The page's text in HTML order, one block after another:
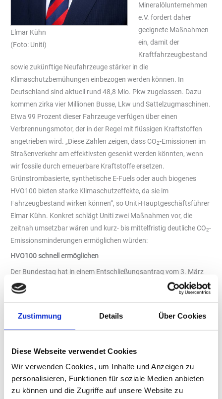
Zustimmung Details Über Cookies
Diese Webseite verwendet Cookies
Wir verwenden Cookies, um Inhalte und Anzeigen zu
personalisieren, Funktionen für soziale Medien anbieten
zu können und die Zugriffe auf unsere Website zu
Elmar Kühn
(Foto: Uniti)
Mineralölunternehmen
e.V. fordert daher
geeignete Maßnahmen
ein, damit der
Kraftfahrzeugbestand
sowie zukünftige Neufahrzeuge stärker in die
Klimaschutzbemühungen einbezogen werden können. In
Deutschland sind aktuell rund 48,8 Mio. Pkw zugelassen. Dazu
kommen zirka vier Millionen Busse, Lkw und Sattelzugmaschinen.
Etwa 99 Prozent dieser Fahrzeuge verfügen über einen
Verbrennungsmotor, der in der Regel mit flüssigen Kraftstoffen
angetrieben wird. „Diese Zahlen zeigen, dass CO2-Emissionen im
Straßenverkehr am effektivsten gesenkt werden könnten, wenn
wir fossile durch erneuerbare Kraftstoffe ersetzen.
Grünstrombasierte, synthetische E-Fuels oder auch biogenes
HVO100 bieten starke Klimaschutzeffekte, da sie im
Fahrzeugbestand wirken können“, so Uniti-Hauptgeschäftsführer
Elmar Kühn. Konkret schlägt Uniti zwei Maßnahmen vor, die
zeitnah umsetzbar wären und kurz- bis mittelfristig deutliche CO2-
Emissionsminderungen ermöglichen würden:
HVO100 schnell ermöglichen
Der Bundestag hat in einem Entschließungsantrag vom 3. März
2023 die Bundesregierung aufgefordert, die deutsche Regulierung
für Kraftstoffe dahingehend zu ändern, dass Einsatz und Vertrieb
werden. Dazu soll die 10. BImSchV zeitnah so geändert werden,
Abfallstoffen gewonnen werden (HVO, d.h. hydrierte
Pflanzenöle), in Reinform an Tankstellen anzubieten und für
gewerbliche Flottenbetreiber zu vertreiben.